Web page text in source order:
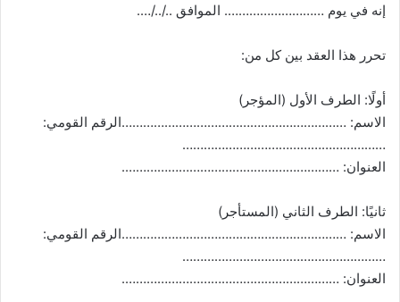
إنه في يوم ………………………. الموافق ../../….
تحرر هذا العقد بين كل من:
أولًا: الطرف الأول (المؤجر)
الاسم: ………………………………………………………الرقم القومي:
…………………………………………………
العنوان: …………………………………………………….
ثانيًا: الطرف الثاني (المستأجر)
الاسم: ………………………………………………………الرقم القومي:
…………………………………………………
العنوان: …………………………………………………….